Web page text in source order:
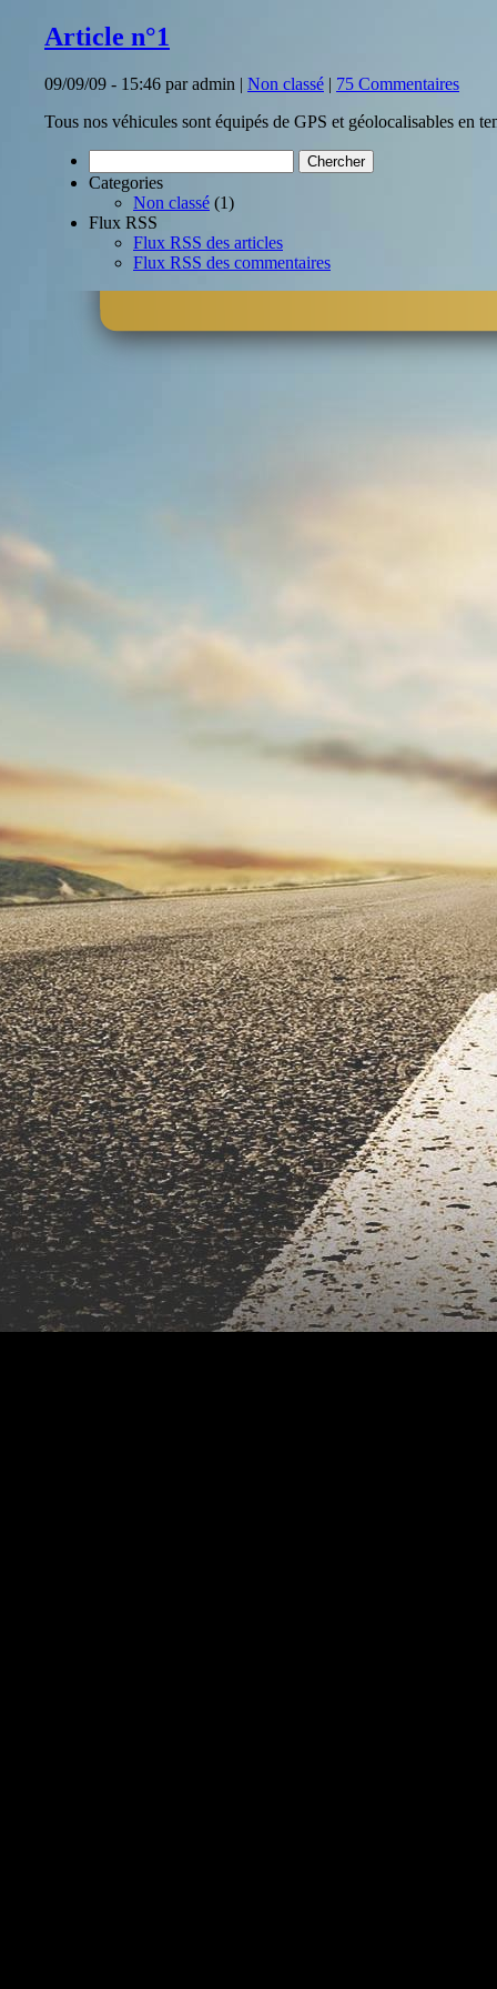
Article n°1
09/09/09 - 15:46 par admin | Non classé | 75 Commentaires
Tous nos véhicules sont équipés de GPS et géolocalisables en
Categories
Non classé (1)
Flux RSS
Flux RSS des articles
Flux RSS des commentaires